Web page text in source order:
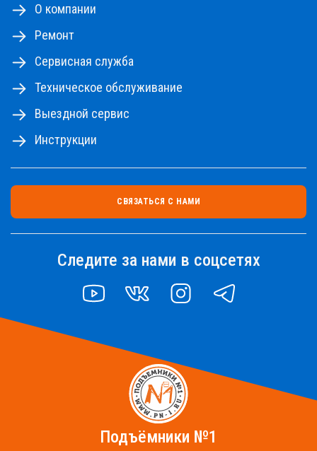
О компании
Ремонт
Сервисная служба
Техническое обслуживание
Выездной сервис
Инструкции
СВЯЗАТЬСЯ С НАМИ
Следите за нами в соцсетях
YOUTUBE VK INSTAGRAMTELEGRAM
Подъёмники №1